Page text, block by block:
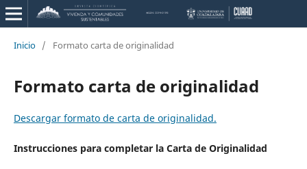
Inicio / Formato carta de originalidad
Formato carta de originalidad
Descargar formato de carta de originalidad.
Instrucciones para completar la Carta de Originalidad